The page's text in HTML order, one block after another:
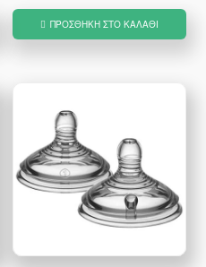
ΠΡΟΣΘΉΚΗ ΣΤΟ ΚΑΛΆΘΙ